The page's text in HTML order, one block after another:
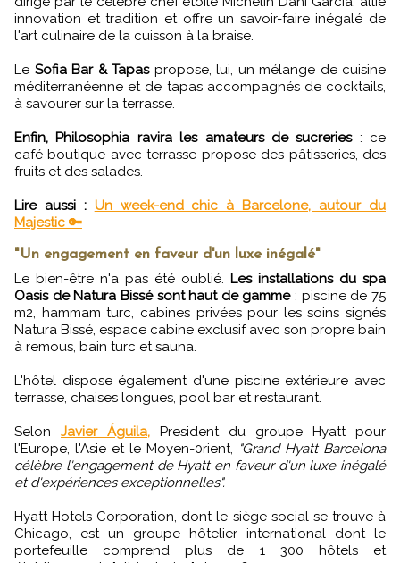
innovation et tradition et offre un savoir-faire inégalé de
l'art culinaire de la cuisson à la braise.
Le Sofia Bar & Tapaspropose, lui, un mélange de cuisine
méditerranéenne et de tapas accompagnés de cocktails,
à savourer sur la terrasse.
Enfin, Philosophia ravira les amateurs de sucreries: ce
café boutique avec terrasse propose des pâtisseries, des
fruits et des salades.
Lire aussi : Un week-end chic à Barcelone, autour du
Majestic 🔑
"Un engagement en faveur d'un luxe inégalé"
Le bien-être n'a pas été oublié. Les installations du spa
Oasis de Natura Bissé sont haut de gamme: piscine de 75
m2, hammam turc, cabines privées pour les soins signés
Natura Bissé, espace cabine exclusif avec son propre bain
à remous, bain turc et sauna.
L'hôtel dispose également d'une piscine extérieure avec
terrasse, chaises longues, pool bar et restaurant.
Selon Javier Águila, President du groupe Hyatt pour
l'Europe, l'Asie et le Moyen-0rient, "Grand Hyatt Barcelona
célèbre l'engagement de Hyatt en faveur d'un luxe inégalé
et d'expériences exceptionnelles".
Hyatt Hotels Corporation, dont le siège social se trouve à
Chicago, est un groupe hôtelier international dont le
portefeuille comprend plus de 1 300 hôtels et